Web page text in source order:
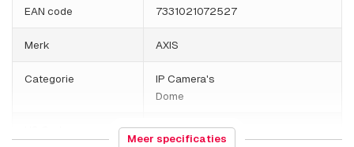
EAN code 7331021072527
Merk AXIS
Categorie
IP Camera's
Dome
852589
Meer specificaties